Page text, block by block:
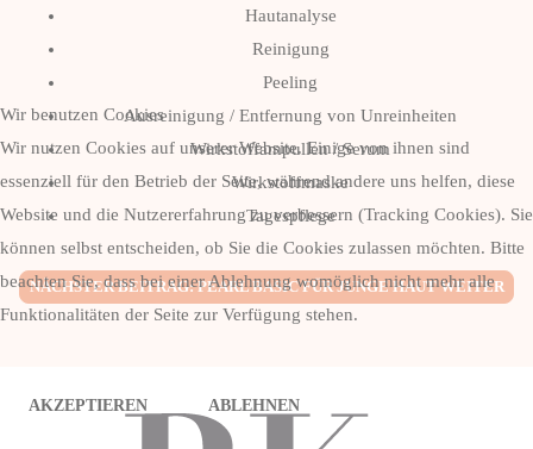
Hautanalyse
Reinigung
Peeling
Ausreinigung / Entfernung von Unreinheiten
Wirkstoffampullen / Serum
Wirkstoffmaske
Tagespflege
NÄCHSTER BEITRAG: PEARL BASIC FÜR JUNGE HAUTWEITER
Wir benutzen Cookies
Wir nutzen Cookies auf unserer Website. Einige von ihnen sind
essenziell für den Betrieb der Seite, während andere uns helfen, diese
Website und die Nutzererfahrung zu verbessern (Tracking Cookies). Sie
können selbst entscheiden, ob Sie die Cookies zulassen möchten. Bitte
beachten Sie, dass bei einer Ablehnung womöglich nicht mehr alle
Funktionalitäten der Seite zur Verfügung stehen.
AKZEPTIEREN ABLEHNEN